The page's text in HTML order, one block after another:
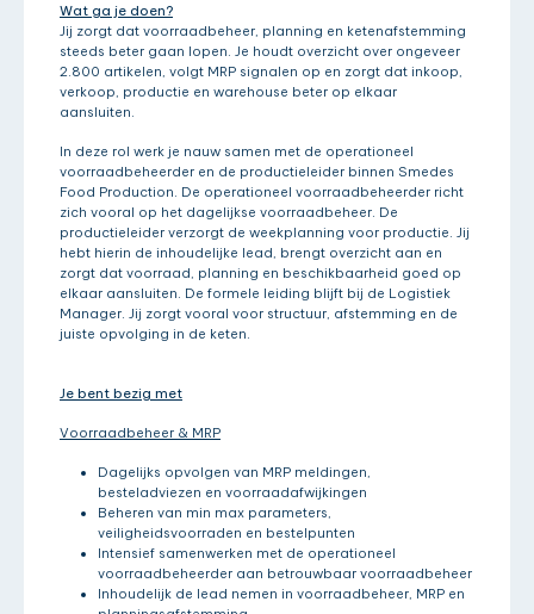
Wat ga je doen?
Jij zorgt dat voorraadbeheer, planning en ketenafstemming
steeds beter gaan lopen. Je houdt overzicht over ongeveer
2.800 artikelen, volgt MRP signalen op en zorgt dat inkoop,
verkoop, productie en warehouse beter op elkaar
aansluiten.
In deze rol werk je nauw samen met de operationeel
voorraadbeheerder en de productieleider binnen Smedes
Food Production. De operationeel voorraadbeheerder richt
zich vooral op het dagelijkse voorraadbeheer. De
productieleider verzorgt de weekplanning voor productie. Jij
hebt hierin de inhoudelijke lead, brengt overzicht aan en
zorgt dat voorraad, planning en beschikbaarheid goed op
elkaar aansluiten. De formele leiding blijft bij de Logistiek
Manager. Jij zorgt vooral voor structuur, afstemming en de
juiste opvolging in de keten.
Je bent bezig met
Voorraadbeheer & MRP
Dagelijks opvolgen van MRP meldingen,
besteladviezen en voorraadafwijkingen
Beheren van min max parameters,
veiligheidsvoorraden en bestelpunten
Intensief samenwerken met de operationeel
voorraadbeheerder aan betrouwbaar voorraadbeheer
Inhoudelijk de lead nemen in voorraadbeheer, MRP en